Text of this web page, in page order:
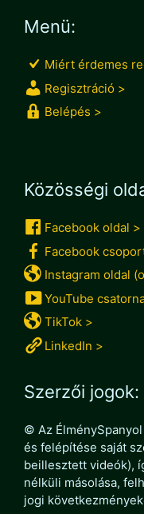
Menü:
Miért érdemes
Regisztráció >
Belépés >
Közösségi
Facebook oldal >
Facebook
Instagram oldal
YouTube
TikTok >
LinkedIn >
Szerzői jogok:
© Az
és felépítése saját
beillesztett videók),
nélküli másolása,
jogi